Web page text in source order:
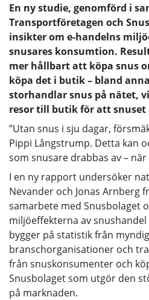
En ny studie, genomförd i
Transportföretagen och
insikter om e-handelns
snusares konsumtion.
mer hållbart att köpa snus
köpa det i butik – bland
storhandlar snus på nätet,
resor till butik för att snuset
”Utan snus i sju dagar,
Pippi Långstrump. Detta kan
som snusare drabbas av –
I en ny rapport undersöker
Nevander och Jonas Arnberg
samarbete med Snusbolaget
miljöeffekterna av
bygger på statistik från
branschorganisationer och
från snuskonsumenter och
Snusbolaget som utgör den
på marknaden.